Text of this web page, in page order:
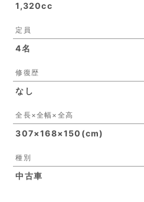
1,320cc
定員
4名
修復歴
なし
全長×全幅×全高
307×168×150(cm)
種別
中古車